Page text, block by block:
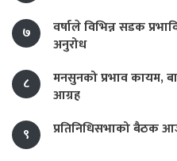
७
वर्षाले विभिन्न सडक
अनुरोध
८
मनसुनको प्रभाव कायम,
आग्रह
९
प्रतिनिधिसभाको बैठक